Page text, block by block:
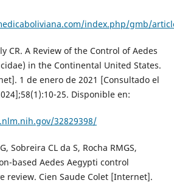
index.php/gmb/
CR. A Review of the Control of Aedes
in the Continental United States.
1 de enero de 2021 [Consultado el
25. Disponible en:
32829398/
Sobreira CL da S, Rocha RMGS,
based Aedes Aegypti control
review. Cien Saude Colet [Internet].